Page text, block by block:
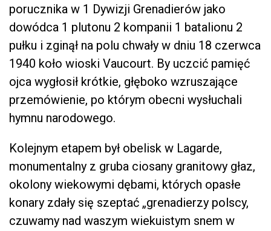
porucznika w 1 Dywizji Grenadierów jako
dowódca 1 plutonu 2 kompanii 1 batalionu 2
pułku i zginął na polu chwały w dniu 18 czerwca
1940 koło wioski Vaucourt. By uczcić pamięć
ojca wygłosił krótkie, głęboko wzruszające
przemówienie, po którym obecni wysłuchali
hymnu narodowego.
Kolejnym etapem był obelisk w Lagarde,
monumentalny z gruba ciosany granitowy głaz,
okolony wiekowymi dębami, których opasłe
konary zdały się szeptać „grenadierzy polscy,
czuwamy nad waszym wiekuistym snem w